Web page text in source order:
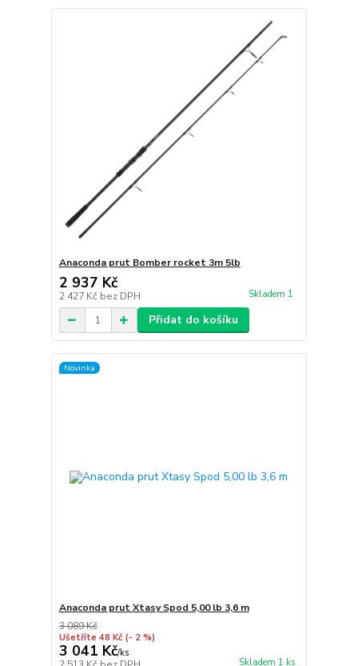
Anaconda prut Bomber rocket 3m 5lb
2 937 Kč
2 427 Kč bez DPH Skladem 1
Přidat do košíku
Novinka
Anaconda prut Xtasy Spod 5,00 lb 3,6 m
3 089 Kč
Ušetříte 48 Kč (- 2 %)
3 041 Kč/ks
Skladem 1 ks